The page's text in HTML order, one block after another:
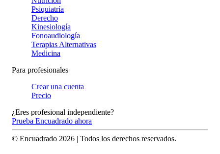
Psiquiatría
Derecho
Kinesiología
Fonoaudiología
Terapias Alternativas
Medicina
Para profesionales
Crear una cuenta
Precio
¿Eres profesional independiente?
Prueba Encuadrado ahora
© Encuadrado 2026 | Todos los derechos reservados.